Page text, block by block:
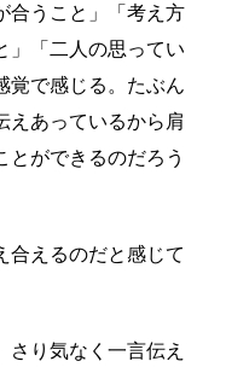
合うこと」「考え方
」「二人の思ってい
覚で感じる。たぶん
えあっているから肩
とができるのだろう
合えるのだと感じて
さり気なく一言伝え